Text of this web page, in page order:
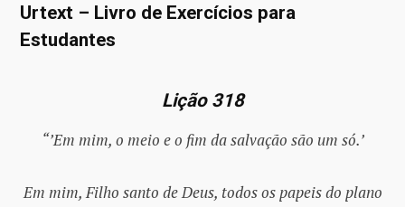
Urtext – Livro de Exercícios para
Estudantes
Lição 318
“’Em mim, o meio e o fim da salvação são um só.’
Em mim, Filho santo de Deus, todos os papeis do plano